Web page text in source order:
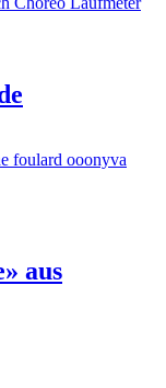
aus